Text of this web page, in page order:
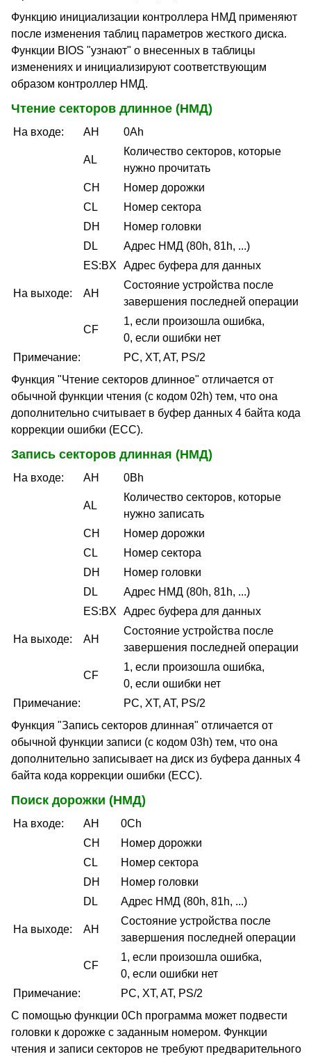
Функцию инициализации контроллера НМД применяют
после изменения таблиц параметров жесткого диска.
Функции BIOS "узнают" о внесенных в таблицы
изменениях и инициализируют соответствующим
образом контроллер НМД.
Чтение секторов длинное (НМД)
На входе: AH 0Ah
AL
Количество секторов, которые
нужно прочитать
CH
Номер дорожки
CL
Номер сектора
DH
Номер головки
DL
Адрес НМД (80h, 81h, ...)
ES:BX
Адрес буфера для данных
На выходе: AH
Состояние устройства после
завершения последней операции
CF
1, если произошла ошибка,
0, если ошибки нет
Примечание:
PC, XT, AT, PS/2
Функция "Чтение секторов длинное" отличается от
обычной функции чтения (с кодом 02h) тем, что она
дополнительно считывает в буфер данных 4 байта кода
коррекции ошибки (ECC).
Запись секторов длинная (НМД)
На входе: AH 0Bh
AL
Количество секторов, которые
нужно записать
CH
Номер дорожки
CL
Номер сектора
DH
Номер головки
DL
Адрес НМД (80h, 81h, ...)
ES:BX
Адрес буфера для данных
На выходе: AH
Состояние устройства после
завершения последней операции
CF
1, если произошла ошибка,
0, если ошибки нет
Примечание:
PC, XT, AT, PS/2
Функция "Запись секторов длинная" отличается от
обычной функции записи (с кодом 03h) тем, что она
дополнительно записывает на диск из буфера данных 4
байта кода коррекции ошибки (ECC).
Поиск дорожки (НМД)
На входе: AH
0Ch
CH
Номер дорожки
CL
Номер сектора
DH
Номер головки
DL
Адрес НМД (80h, 81h, ...)
На выходе: AH
Состояние устройства после
завершения последней операции
CF
1, если произошла ошибка,
0, если ошибки нет
Примечание:
PC, XT, AT, PS/2
С помощью функции 0Ch программа может подвести
головки к дорожке с заданным номером. Функции
чтения и записи секторов не требуют предварительного